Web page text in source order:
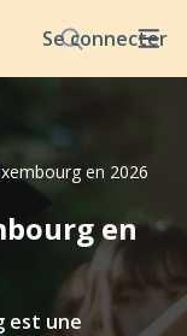
Se connecter
en 2026
en
est une